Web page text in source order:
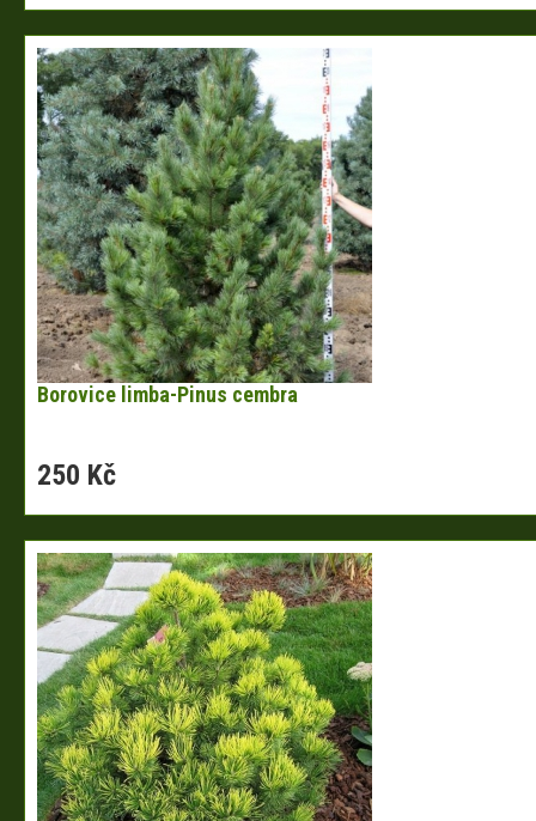
Borovice limba-Pinus cembra
250 Kč